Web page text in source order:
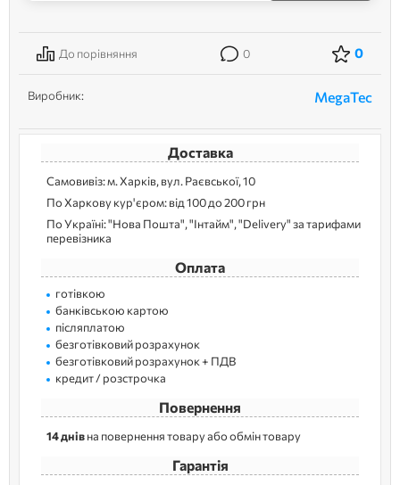
До порівняння 0 0
Виробник: MegaTec
Доставка
Самовивіз: м. Харків, вул. Раєвської, 10
По Харкову кур'єром: від 100 до 200 грн
По Україні: "Нова Пошта", "Інтайм", "Delivery" за тарифами
перевізника
Оплата
готівкою
банківською картою
післяплатою
безготівковий розрахунок
безготівковий розрахунок + ПДВ
кредит / розстрочка
Повернення
14 днівна повернення товару або обмін товару
Гарантія